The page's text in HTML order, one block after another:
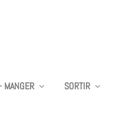
MANGER SORTIR